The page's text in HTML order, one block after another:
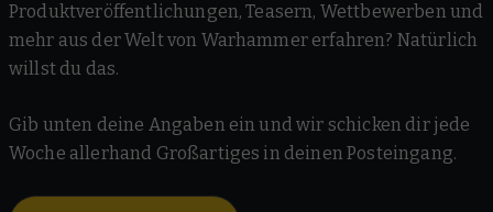
Produktveröffentlichungen, Teasern, Wettbewerben und
mehr aus der Welt von Warhammer erfahren? Natürlich
willst du das.
Gib unten deine Angaben ein und wir schicken dir jede
Woche allerhand Großartiges in deinen Posteingang.